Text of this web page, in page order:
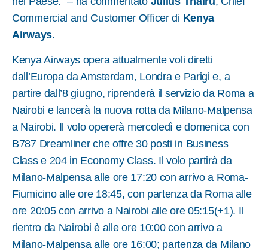
Commercial and Customer Officer di Kenya
Airways.
Kenya Airways opera attualmente voli diretti
dall’Europa da Amsterdam, Londra e Parigi e, a
partire dall’8 giugno, riprenderà il servizio da Roma a
Nairobi e lancerà la nuova rotta da Milano-Malpensa
a Nairobi. Il volo opererà mercoledì e domenica con
B787 Dreamliner che offre 30 posti in Business
Class e 204 in Economy Class. Il volo partirà da
Milano-Malpensa alle ore 17:20 con arrivo a Roma-
Fiumicino alle ore 18:45, con partenza da Roma alle
ore 20:05 con arrivo a Nairobi alle ore 05:15(+1). Il
rientro da Nairobi è alle ore 10:00 con arrivo a
Milano-Malpensa alle ore 16:00; partenza da Milano